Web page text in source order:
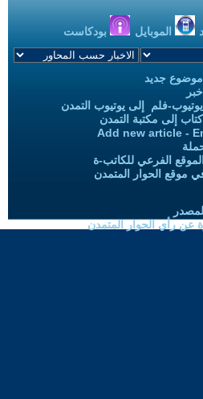
الموبايل بودكاست
موضوع جديد
فلم إلى يوتيوب التمدن
إلى مكتبة التمدن
Add new article -
الفرعي للكاتب-ة
موقع الحوار المتمدن
عن رأي الحوار المتمدن